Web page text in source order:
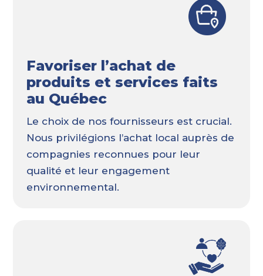
Favoriser l’achat de
produits et services faits
au Québec
Le choix de nos fournisseurs est crucial.
Nous privilégions l’achat local auprès de
compagnies reconnues pour leur
qualité et leur engagement
environnemental.